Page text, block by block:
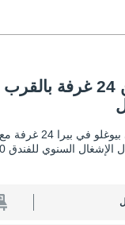
فندق مكون من 24
يضم الفندق
السنوي للفندق 90%.